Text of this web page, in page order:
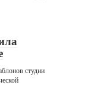
студии